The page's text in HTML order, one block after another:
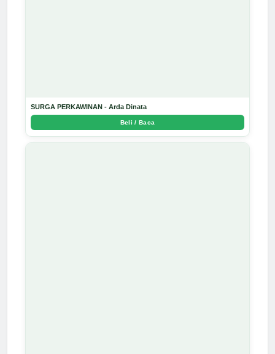
SURGA PERKAWINAN - Arda Dinata
Beli / Baca